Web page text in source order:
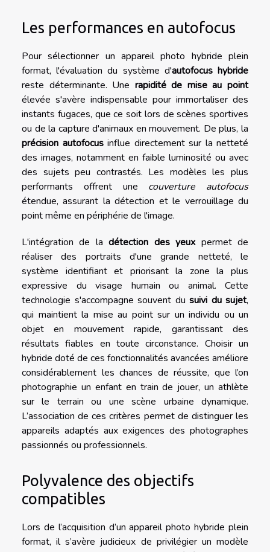
Les performances en autofocus
Pour sélectionner un appareil photo hybride plein
format, l'évaluation du système d'autofocus hybride
reste déterminante. Une rapidité de mise au point
élevée s'avère indispensable pour immortaliser des
instants fugaces, que ce soit lors de scènes sportives
ou de la capture d'animaux en mouvement. De plus, la
précision autofocusinflue directement sur la netteté
des images, notamment en faible luminosité ou avec
des sujets peu contrastés. Les modèles les plus
performants offrent une couverture autofocus
étendue, assurant la détection et le verrouillage du
point même en périphérie de l'image.
L'intégration de ladétection des yeuxpermet de
réaliser des portraits d'une grande netteté, le
système identifiant et priorisant la zone la plus
expressive du visage humain ou animal. Cette
technologie s'accompagne souvent du suivi du sujet,
qui maintient la mise au point sur un individu ou un
objet en mouvement rapide, garantissant des
résultats fiables en toute circonstance. Choisir un
hybride doté de ces fonctionnalités avancées améliore
considérablement les chances de réussite, que l’on
photographie un enfant en train de jouer, un athlète
sur le terrain ou une scène urbaine dynamique.
L’association de ces critères permet de distinguer les
appareils adaptés aux exigences des photographes
passionnés ou professionnels.
Polyvalence des objectifs
compatibles
Lors de l’acquisition d’un appareil photo hybride plein
format, il s’avère judicieux de privilégier un modèle